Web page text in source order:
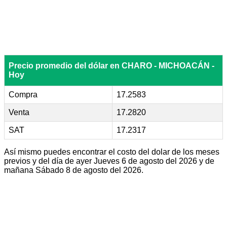
Precio promedio del dólar en CHARO - MICHOACÁN -
Hoy
Compra 17.2583
Venta 17.2820
SAT 17.2317
Así mismo puedes encontrar el costo del dolar de los meses
previos y del día de ayer Jueves 6 de agosto del 2026 y de
mañana Sábado 8 de agosto del 2026.